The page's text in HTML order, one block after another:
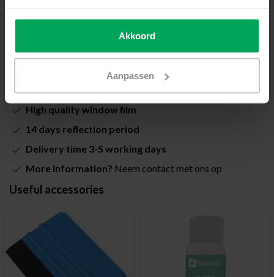
Akkoord
Aanpassen
+
High quality window film
14 days reflection period
Delivery time 3-5 working days
More information? Neem contact met ons op
Useful accessories